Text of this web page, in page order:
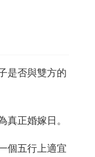
是否與雙方的
正婚嫁日。
個五行上適宜